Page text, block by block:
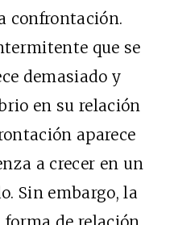
confrontación.
que se
demasiado y
en su relación
aparece
a crecer en un
Sin embargo, la